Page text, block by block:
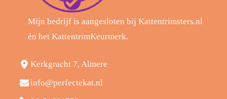
Mijn bedrijf is aangesloten bij Kattentrimsters.nl
én het KattentrimKeurmerk.
Kerkgracht 7, Almere
info@perfectekat.nl